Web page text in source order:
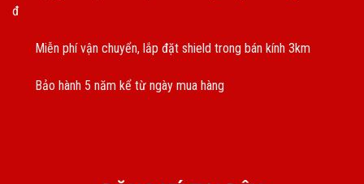
đ
Miễn phí vận chuyển, lắp đặt shield trong bán kính 3km
Bảo hành 5 năm kể từ ngày mua hàng